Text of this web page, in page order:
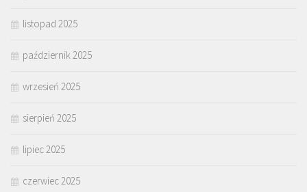
listopad 2025
październik 2025
wrzesień 2025
sierpień 2025
lipiec 2025
czerwiec 2025